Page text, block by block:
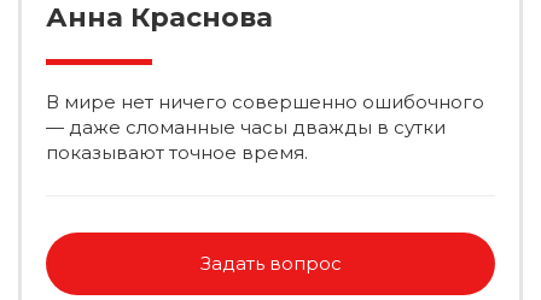
Анна Краснова
В мире нет ничего совершенно ошибочного
— даже сломанные часы дважды в сутки
показывают точное время.
Задать вопрос